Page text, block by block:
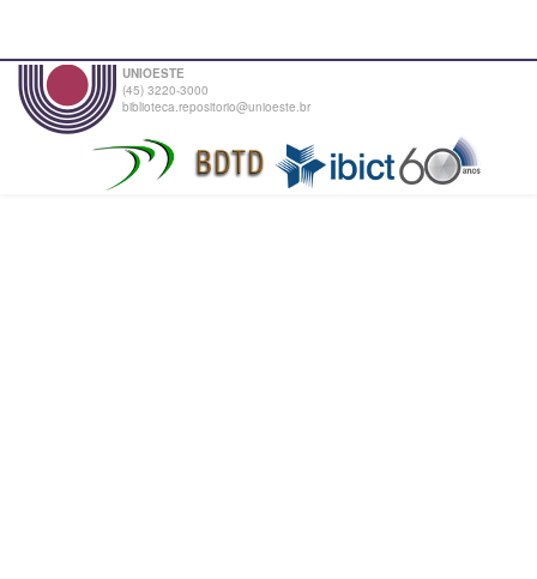
UNIOESTE
(45) 3220-3000
biblioteca.repositorio@unioeste.br